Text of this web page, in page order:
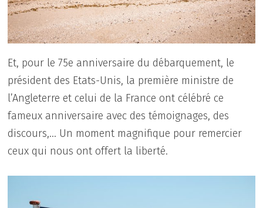
Et, pour le 75e anniversaire du débarquement, le
président des Etats-Unis, la première ministre de
l’Angleterre et celui de la France ont célébré ce
fameux anniversaire avec des témoignages, des
discours,… Un moment magnifique pour remercier
ceux qui nous ont offert la liberté.